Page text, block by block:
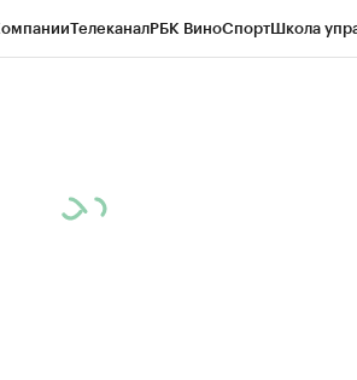
ТелеканалРБК ВиноСпортШкола